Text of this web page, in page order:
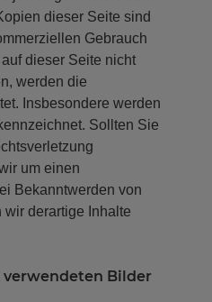
dieser Seite sind
Gebrauch
dieser Seite nicht
werden die
Insbesondere werden
Sollten Sie
um einen
Bekanntwerden von
wir derartige Inhalte
Bilder